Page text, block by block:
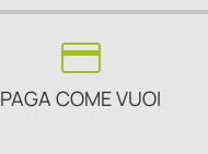
credit_card
PAGA COME VUOI